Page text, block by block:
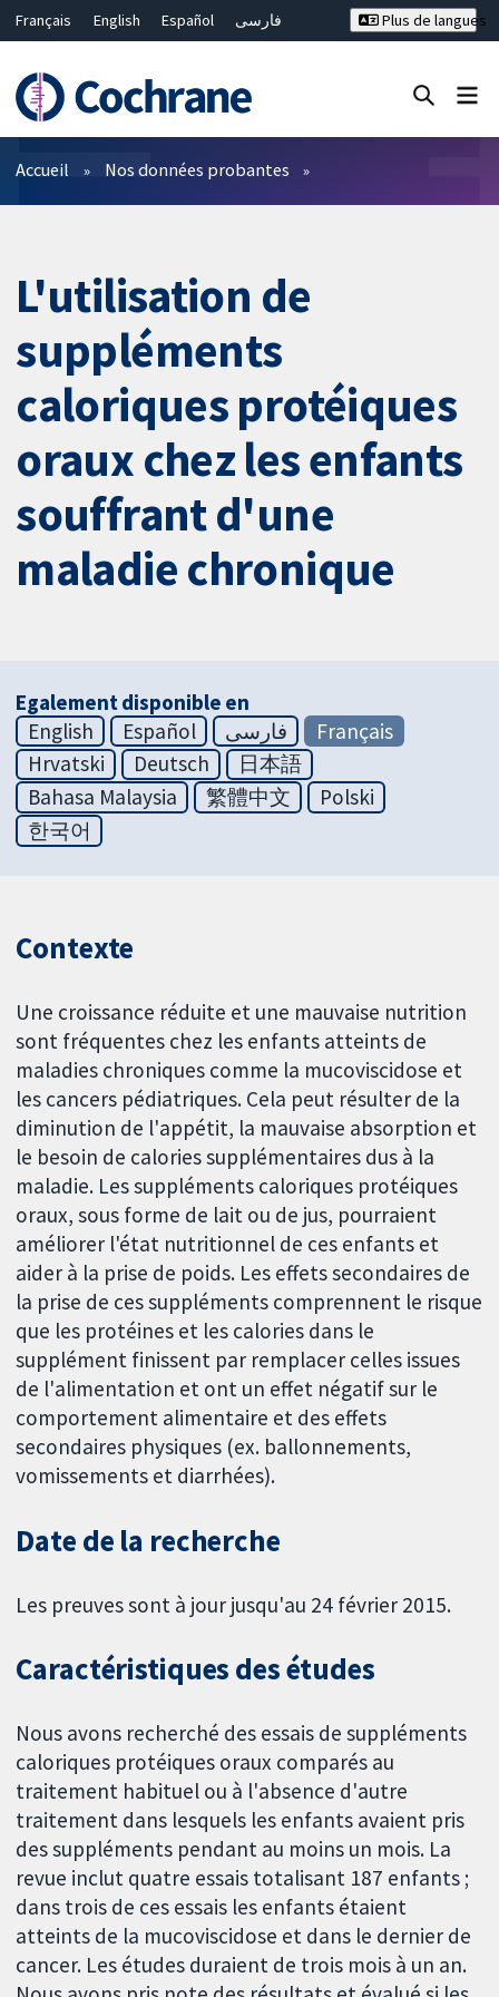
Français English Español
فارسی
Bahasa Malaysia
ไทย
繁體中文
简体中文
Plus de langues
Filtres
Accueil Nos données probantes
L'utilisation de
suppléments
caloriques protéiques
oraux chez les enfants
souffrant d'une
maladie chronique
Egalement disponible en
English
Español فارسی
Français
Hrvatski
Deutsch
日本語
Bahasa Malaysia
繁體中文
Polski
한국어
Contexte
Une croissance réduite et une mauvaise nutrition
sont fréquentes chez les enfants atteints de
maladies chroniques comme la mucoviscidose et
les cancers pédiatriques. Cela peut résulter de la
diminution de l'appétit, la mauvaise absorption et
le besoin de calories supplémentaires dus à la
maladie. Les suppléments caloriques protéiques
oraux, sous forme de lait ou de jus, pourraient
améliorer l'état nutritionnel de ces enfants et
aider à la prise de poids. Les effets secondaires de
la prise de ces suppléments comprennent le risque
que les protéines et les calories dans le
supplément finissent par remplacer celles issues
de l'alimentation et ont un effet négatif sur le
comportement alimentaire et des effets
secondaires physiques (ex. ballonnements,
vomissements et diarrhées).
Date de la recherche
Les preuves sont à jour jusqu'au 24 février 2015.
Caractéristiques des études
Nous avons recherché des essais de suppléments
caloriques protéiques oraux comparés au
traitement habituel ou à l'absence d'autre
traitement dans lesquels les enfants avaient pris
des suppléments pendant au moins un mois. La
revue inclut quatre essais totalisant 187 enfants ;
dans trois de ces essais les enfants étaient
atteints de la mucoviscidose et dans le dernier de
cancer. Les études duraient de trois mois à un an.